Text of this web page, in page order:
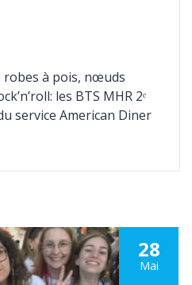
robes à pois, nœuds
les BTS MHR 2ᵉ
service American Diner
28
Mai